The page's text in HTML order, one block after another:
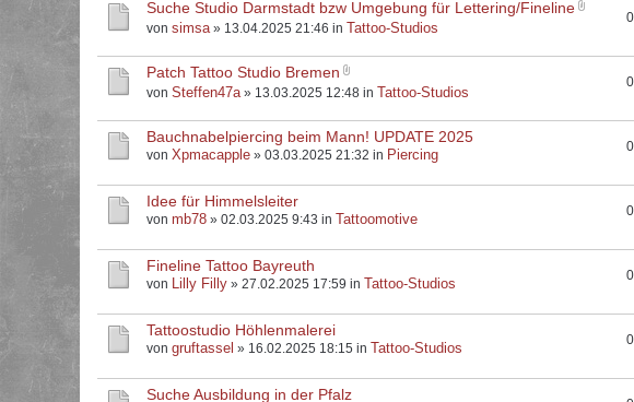
Suche Studio Darmstadt bzw Umgebung für Lettering/Fineline
von simsa» 13.04.2025 21:46 in Tattoo-Studios
0
Patch Tattoo Studio Bremen
von Steffen47a» 13.03.2025 12:48 in Tattoo-Studios
0
Bauchnabelpiercing beim Mann! UPDATE 2025
von Xpmacapple » 03.03.2025 21:32 in Piercing 0
Idee für Himmelsleiter
von mb78 » 02.03.2025 9:43 in Tattoomotive 0
Fineline Tattoo Bayreuth
von Lilly Filly » 27.02.2025 17:59 in Tattoo-Studios 0
Tattoostudio Höhlenmalerei
von gruftassel » 16.02.2025 18:15 in Tattoo-Studios 0
Suche Ausbildung in der Pfalz